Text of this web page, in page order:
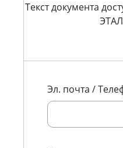
Текст документа
Эл. почта /